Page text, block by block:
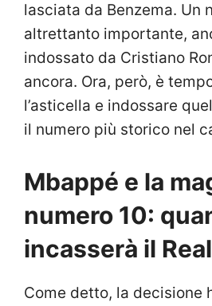
lasciata da Benzema. Un
altrettanto importante,
indossato da Cristiano
ancora. Ora, però, è
l’asticella e indossare
il numero più storico nel
Mbappé e la
numero 10:
incasserà il Real
Come detto, la decisione